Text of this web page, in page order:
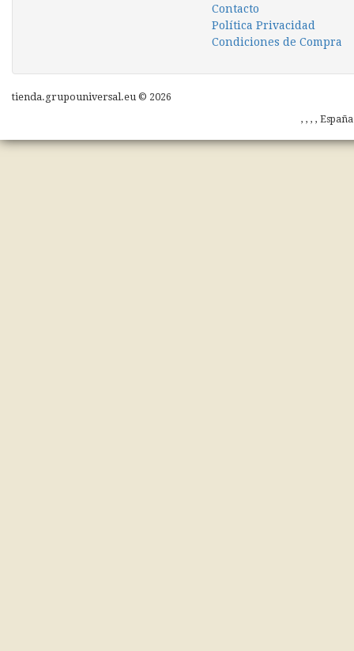
Contacto
Política Privacidad
Condiciones de Compra
tienda.grupouniversal.eu © 2026
, , , ,